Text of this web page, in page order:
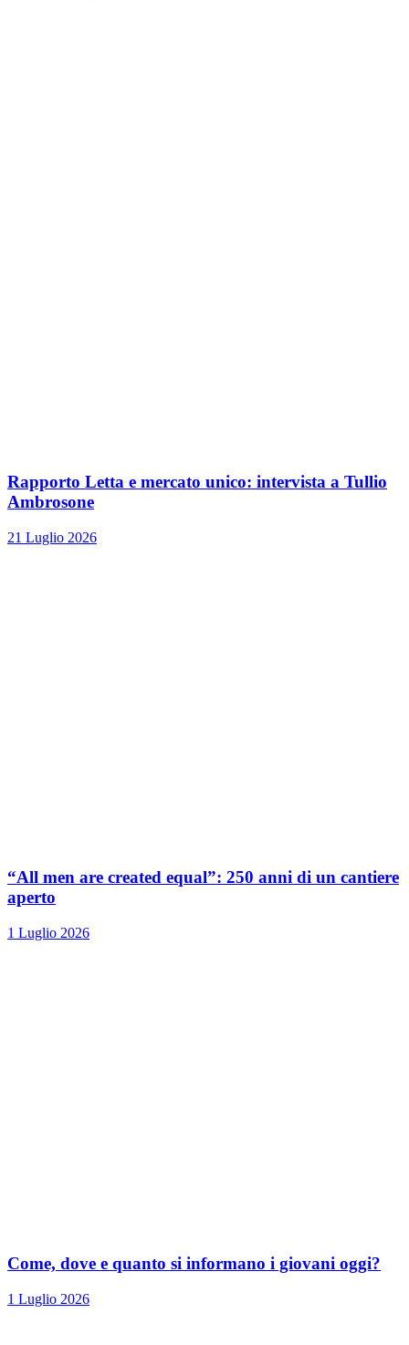
Rapporto Letta e mercato unico: intervista a Tullio
Ambrosone
21 Luglio 2026
“All men are created equal”: 250 anni di un cantiere
aperto
1 Luglio 2026
Come, dove e quanto si informano i giovani oggi?
1 Luglio 2026